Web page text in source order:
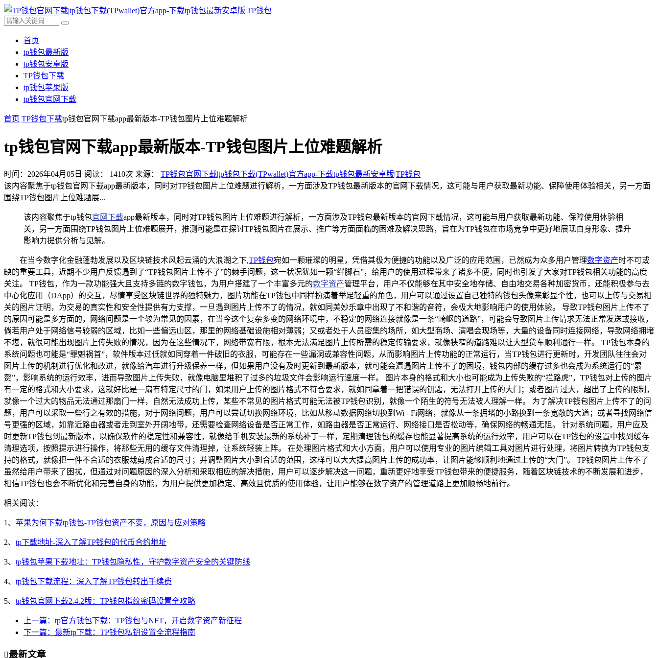
首页
tp钱包最新版
tp钱包安卓版
TP钱包下载
tp钱包苹果版
tp钱包官网下载
首页 TP钱包下载tp钱包官网下载app最新版本-TP钱包图片上位难题解析
tp钱包官网下载app最新版本-TP钱包图片上位难题解析
时间：2026年04月05日 阅读： 1410次 来源： TP钱包官网下载|tp钱包下载(TPwallet)官方app-下载tp钱包最新安卓版|TP钱包
该内容聚焦于tp钱包官网下载app最新版本，同时对TP钱包图片上位难题进行解析，一方面涉及TP钱包最新版本的官网下载情况，这可能与用户获取最新功能、保障使用体验相关，另一方面
围绕TP钱包图片上位难题展...
该内容聚焦于tp钱包官网下载app最新版本，同时对TP钱包图片上位难题进行解析，一方面涉及TP钱包最新版本的官网下载情况，这可能与用户获取最新功能、保障使用体验相
关，另一方面围绕TP钱包图片上位难题展开，推测可能是在探讨TP钱包图片在展示、推广等方面面临的困难及解决思路，旨在为TP钱包在市场竞争中更好地展现自身形象、提升
影响力提供分析与见解。
在当今数字化金融蓬勃发展以及区块链技术风起云涌的大浪潮之下,TP钱包宛如一颗璀璨的明星，凭借其极为便捷的功能以及广泛的应用范围，已然成为众多用户管理数字资产时不可或
缺的重要工具，近期不少用户反馈遇到了“TP钱包图片上传不了”的棘手问题，这一状况犹如一颗“绊脚石”，给用户的使用过程带来了诸多不便，同时也引发了大家对TP钱包相关功能的高度
关注。 TP钱包，作为一款功能强大且支持多链的数字钱包，为用户搭建了一个丰富多元的数字资产管理平台，用户不仅能够在其中安全地存储、自由地交易各种加密货币，还能积极参与去
中心化应用（DApp）的交互，尽情享受区块链世界的独特魅力，图片功能在TP钱包中同样扮演着举足轻重的角色，用户可以通过设置自己独特的钱包头像来彰显个性，也可以上传与交易相
关的图片证明，为交易的真实性和安全性提供有力支撑，一旦遇到图片上传不了的情况，就如同美妙乐章中出现了不和谐的音符，会极大地影响用户的使用体验。 导致TP钱包图片上传不了
的原因可能是多方面的，网络问题是一个较为常见的因素，在当今这个复杂多变的网络环境中，不稳定的网络连接就像是一条“崎岖的道路”，可能会导致图片上传请求无法正常发送或接收，
倘若用户处于网络信号较弱的区域，比如一些偏远山区，那里的网络基础设施相对薄弱；又或者处于人员密集的场所，如大型商场、演唱会现场等，大量的设备同时连接网络，导致网络拥堵
不堪，就很可能出现图片上传失败的情况，因为在这些情况下，网络带宽有限，根本无法满足图片上传所需的稳定传输要求，就像狭窄的道路难以让大型货车顺利通行一样。 TP钱包本身的
系统问题也可能是“罪魁祸首”，软件版本过低就如同穿着一件破旧的衣服，可能存在一些漏洞或兼容性问题，从而影响图片上传功能的正常运行，当TP钱包进行更新时，开发团队往往会对
图片上传的机制进行优化和改进，就像给汽车进行升级保养一样，但如果用户没有及时更新到最新版本，就可能会遭遇图片上传不了的困境，钱包内部的缓存过多也会成为系统运行的“累
赘”，影响系统的运行效率，进而导致图片上传失败，就像电脑里堆积了过多的垃圾文件会影响运行速度一样。 图片本身的格式和大小也可能成为上传失败的“拦路虎”，TP钱包对上传的图片
有一定的格式和大小要求，这就好比是一扇有特定尺寸的门，如果用户上传的图片格式不符合要求，就如同拿着一把错误的钥匙，无法打开上传的大门；或者图片过大，超出了上传的限制，
就像一个过大的物品无法通过那扇门一样，自然无法成功上传，某些不常见的图片格式可能无法被TP钱包识别，就像一个陌生的符号无法被人理解一样。 为了解决TP钱包图片上传不了的问
题，用户可以采取一些行之有效的措施，对于网络问题，用户可以尝试切换网络环境，比如从移动数据网络切换到Wi - Fi网络，就像从一条拥堵的小路换到一条宽敞的大道；或者寻找网络信
号更强的区域，如靠近路由器或者走到室外开阔地带，还需要检查网络设备是否正常工作，如路由器是否正常运行、网络接口是否松动等，确保网络的畅通无阻。 针对系统问题，用户应及
时更新TP钱包到最新版本，以确保软件的稳定性和兼容性，就像给手机安装最新的系统补丁一样，定期清理钱包的缓存也能显著提高系统的运行效率，用户可以在TP钱包的设置中找到缓存
清理选项，按照提示进行操作，将那些无用的缓存文件清理掉，让系统轻装上阵。 在处理图片格式和大小方面，用户可以使用专业的图片编辑工具对图片进行处理，将图片转换为TP钱包支
持的格式，就像把一件不合适的衣服裁剪成合适的尺寸；并调整图片大小到合适的范围，这样可以大大提高图片上传的成功率，让图片能够顺利地通过上传的“大门”。 TP钱包图片上传不了
虽然给用户带来了困扰，但通过对问题原因的深入分析和采取相应的解决措施，用户可以逐步解决这一问题，重新更好地享受TP钱包带来的便捷服务，随着区块链技术的不断发展和进步，
相信TP钱包也会不断优化和完善自身的功能，为用户提供更加稳定、高效且优质的使用体验，让用户能够在数字资产的管理道路上更加顺畅地前行。
相关阅读：
1、 苹果为何下载tp钱包-TP钱包资产不变，原因与应对策略
2、 tp下载地址-深入了解TP钱包的代币合约地址
3、 tp钱包苹果下载地址：TP钱包隐私性，守护数字资产安全的关键防线
4、 tp钱包下载流程：深入了解TP钱包转出手续费
5、 tp钱包官网下载2.4.2版：TP钱包指纹密码设置全攻略
上一篇：tp官方钱包下载：TP钱包与NFT，开启数字资产新征程
下一篇：最新tp下载：TP钱包私钥设置全流程指南
最新文章